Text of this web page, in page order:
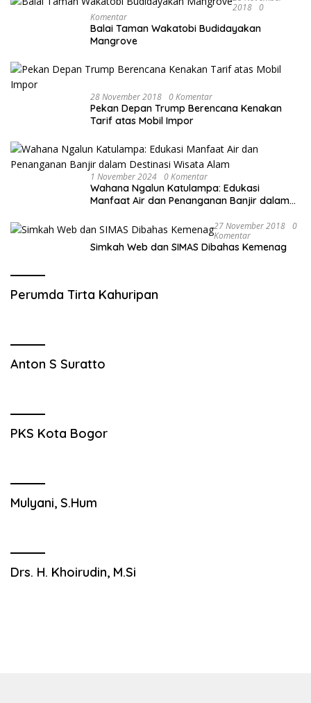
2018 0
Komentar
Balai Taman Wakatobi Budidayakan
Mangrove
28 November 2018 0 Komentar
Pekan Depan Trump Berencana Kenakan
Tarif atas Mobil Impor
1 November 2024 0 Komentar
Wahana Ngalun Katulampa: Edukasi
Manfaat Air dan Penanganan Banjir dalam
27 November 2018 0
Komentar
Simkah Web dan SIMAS Dibahas Kemenag
Perumda Tirta Kahuripan
Anton S Suratto
PKS Kota Bogor
Mulyani, S.Hum
Drs. H. Khoirudin, M.Si